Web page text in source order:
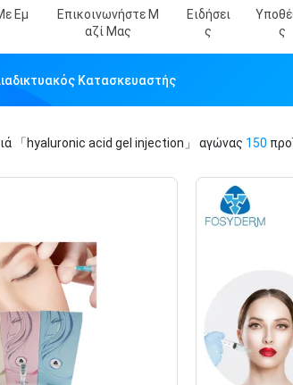
Εμ
Επικοινωνήστε Μ
Αζί Μας
Ειδήσει
Σ
Σ
Κατασκευαστής
「hyaluronic acid gel injection」 αγώνας 150